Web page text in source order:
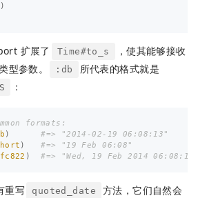
)
扩展了 Time#to_s
，使其能够接收
型参数。
:db 所代表的格式就是
：
formats:
)
#=> "2014-02-19 06:08:13"
)
#=> "19 Feb 06:08"
) #=> "Wed, 19 Feb 2014 06:08:13
重写 quoted_date
方法，它们自然会